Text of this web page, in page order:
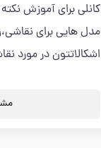
کانلی برای آموزش
مدل هایی برای
اشکالاتتون در مورد